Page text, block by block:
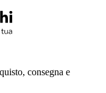
consegna e